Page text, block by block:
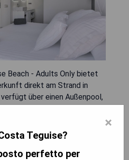
Beach - Adults Only bietet
direkt am Strand in
über einen Außenpool,
das asiatische und
serviert. Die klimatisierten
Kleiderschrank, einer
×
Teguise?
perfetto per